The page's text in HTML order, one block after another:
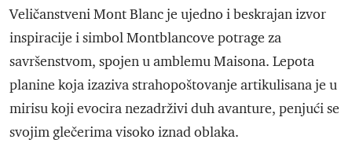
Veličanstveni Mont Blanc je ujedno i beskrajan izvor
inspiracije i simbol Montblancove potrage za
savršenstvom, spojen u amblemu Maisona. Lepota
planine koja izaziva strahopoštovanje artikulisana je u
mirisu koji evocira nezadrživi duh avanture, penjući se
svojim glečerima visoko iznad oblaka.